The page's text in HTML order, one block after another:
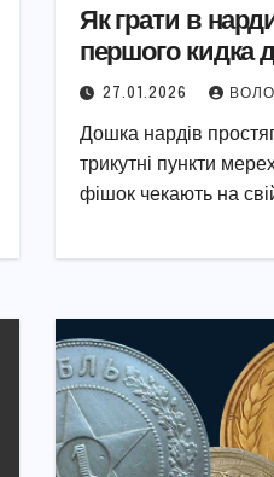
Як грати в
першого кидка
27.01.2026
Дошка нардів
трикутні пункти
фішок чекають на